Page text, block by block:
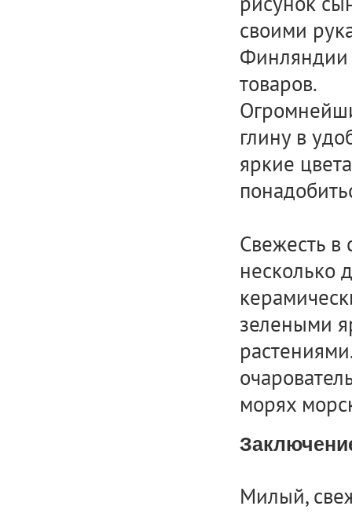
своими
Финляндии
товаров.
глину в
яркие
Свежесть в
несколько
зелеными
морях
Милый,